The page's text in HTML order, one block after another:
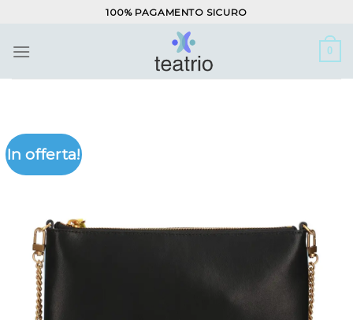
contenuti
100% PAGAMENTO SICURO
0
In offerta!